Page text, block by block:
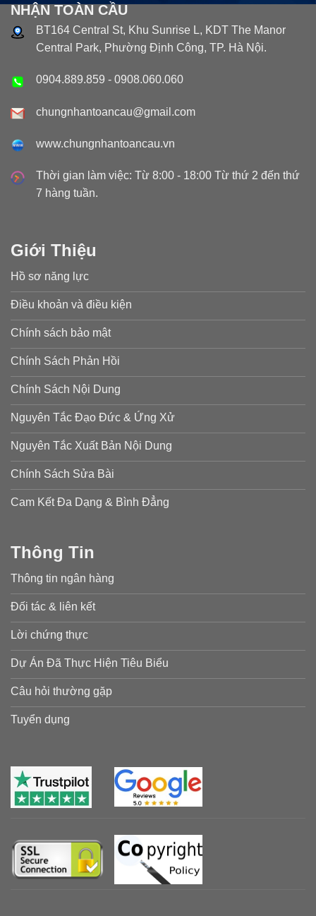
NHẬN TOÀN CẦU
BT164 Central St, Khu Sunrise L, KDT The Manor
Central Park, Phường Định Công, TP. Hà Nội.
0904.889.859 - 0908.060.060
chungnhantoancau@gmail.com
www.chungnhantoancau.vn
Thời gian làm việc: Từ 8:00 - 18:00 Từ thứ 2 đến thứ
7 hàng tuần.
Giới Thiệu
Hồ sơ năng lực
Điều khoản và điều kiện
Chính sách bảo mật
Chính Sách Phản Hồi
Chính Sách Nội Dung
Nguyên Tắc Đạo Đức & Ứng Xử
Nguyên Tắc Xuất Bản Nội Dung
Chính Sách Sửa Bài
Cam Kết Đa Dạng & Bình Đẳng
Thông Tin
Thông tin ngân hàng
Đối tác & liên kết
Lời chứng thực
Dự Án Đã Thực Hiện Tiêu Biểu
Câu hỏi thường gặp
Tuyển dụng